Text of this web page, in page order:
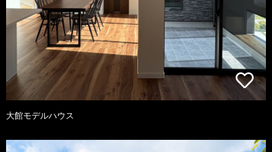
大館モデルハウス